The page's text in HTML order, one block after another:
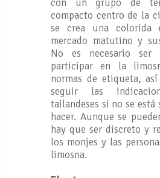
con un grupo de
compacto centro de la
se crea una colorida
mercado matutino y
No es necesario ser
participar en la
normas de etiqueta,
seguir las
tailandeses si no se está
hacer. Aunque se
hay que ser discreto y
los monjes y las
limosna.